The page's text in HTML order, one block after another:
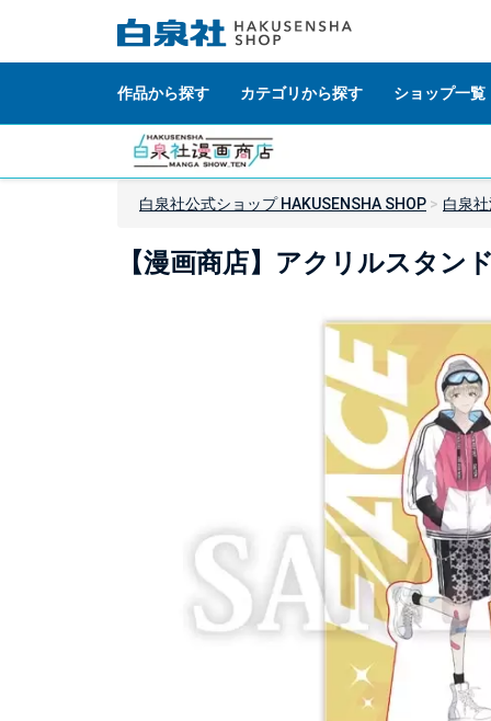
作品から探す カテゴリから探す ショップ一覧
白泉社公式ショップ HAKUSENSHA SHOP 白泉
【漫画商店】アクリルスタン